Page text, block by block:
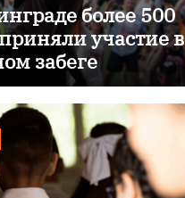
более 500
участие в
забеге